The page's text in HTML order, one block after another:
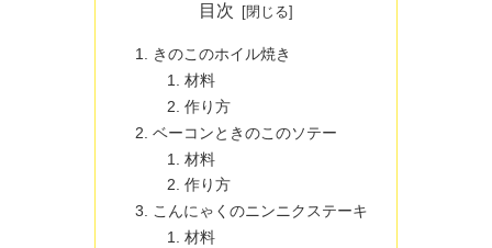
目次
きのこのホイル焼き
材料
作り方
ベーコンときのこのソテー
材料
作り方
こんにゃくのニンニクステーキ
材料